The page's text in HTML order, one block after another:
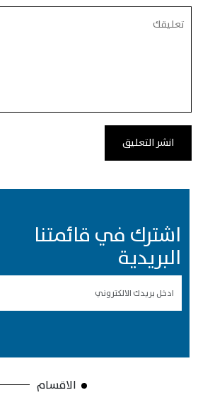
اشترك في قائمتنا
البريدية
الاقسام